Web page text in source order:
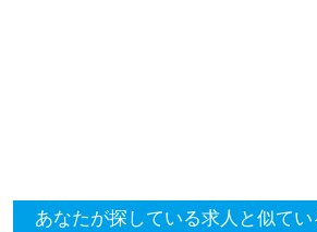
あなたが探している求人と似てい